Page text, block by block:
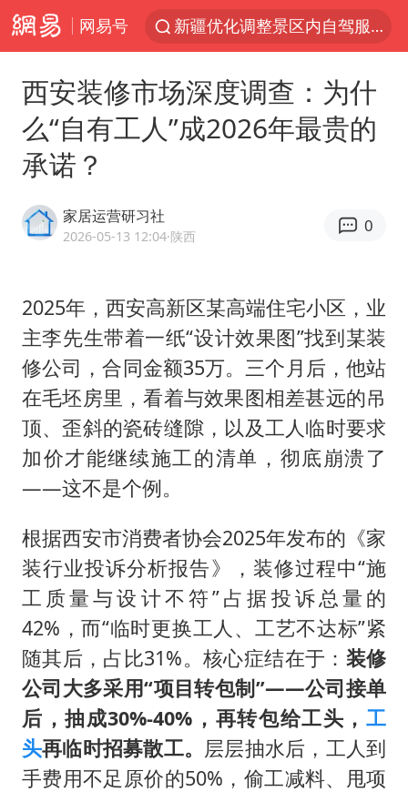
网易号
新疆优化调整景区内自驾服务费
黄金牛市回来了吗
情侣平潭拍日出坠崖1死1伤
微信又有新功能，你可以“撤回”你的撤回了！
《欢迎来龙餐馆》口碑
杭州全市有序停课
商场现钱学森巨幅海报 负责人回应
“不怕六爷挂得多 就怕六爷挂一颗”
全民健身事业高质量发展
乐享全民健身 共筑健康中国
西安装修市场深度调查：为什
么“自有工人”成2026年最贵的
承诺？
家居运营研习社
2026-05-13 12:04·陕西
0
2025年，西安高新区某高端住宅小区，业
主李先生带着一纸“设计效果图”找到某装
修公司，合同金额35万。三个月后，他站
在毛坯房里，看着与效果图相差甚远的吊
顶、歪斜的瓷砖缝隙，以及工人临时要求
加价才能继续施工的清单，彻底崩溃了
——这不是个例。
根据西安市消费者协会2025年发布的《家
装行业投诉分析报告》，装修过程中“施
工质量与设计不符”占据投诉总量的
42%，而“临时更换工人、工艺不达标”紧
随其后，占比31%。核心症结在于： 装修
公司大多采用“项目转包制”——公司接单
后，抽成30%-40%，再转包给工头，工
头再临时招募散工。 层层抽水后，工人到
手费用不足原价的50%，偷工减料、甩项